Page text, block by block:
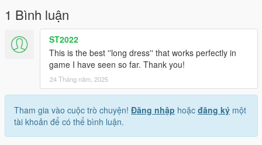
1 Bình luận
ST2022
This is the best ''long dress'' that works perfectly in
game I have seen so far. Thank you!
24 Tháng năm, 2025
Tham gia vào cuộc trò chuyện! Đăng nhập hoặc đăng ký một
tài khoản để có thể bình luận.